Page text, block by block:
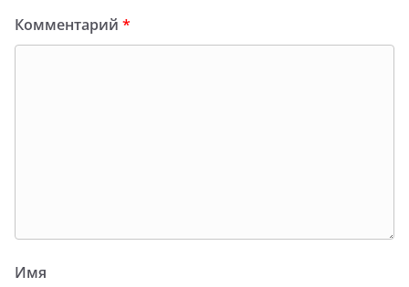
Комментарий *
Имя